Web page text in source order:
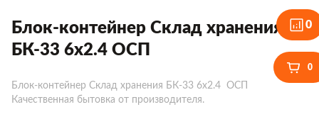
Блок-контейнер Склад хранения
БК-33 6х2.4 ОСП
Блок-контейнер Склад хранения БК-33 6х2.4 ОСП
Качественная бытовка от производителя.
0
0